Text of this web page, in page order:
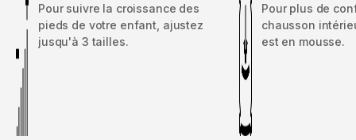
Pour suivre la croissance des
pieds de votre enfant, ajustez
jusqu'à 3 tailles.
Pour plus de
chausson
est en mousse.